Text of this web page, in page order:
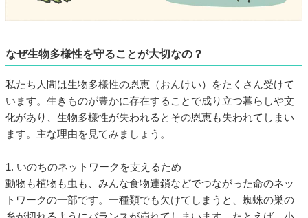
なぜ生物多様性を守ることが大切なの？
私たち人間は生物多様性の恩恵（おんけい）をたくさん受けて
います。生きものが豊かに存在することで成り立つ暮らしや文
化があり、生物多様性が失われるとその恩恵も失われてしまい
ます。主な理由を見てみましょう。
1. いのちのネットワークを支えるため
動物も植物も虫も、みんな食物連鎖などでつながった命のネッ
トワークの一部です。一種類でも欠けてしまうと、蜘蛛の巣の